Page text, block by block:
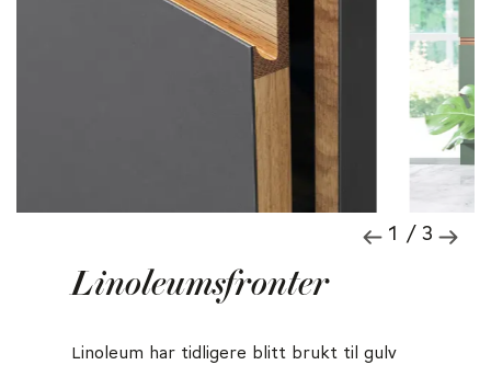
1 / 3
Linoleumsfronter
Linoleum har tidligere blitt brukt til gulv